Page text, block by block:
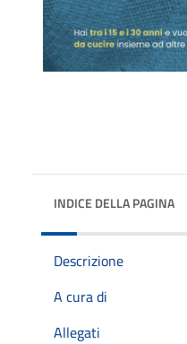
INDICE DELLA PAGINA
Descrizione
A cura di
Allegati